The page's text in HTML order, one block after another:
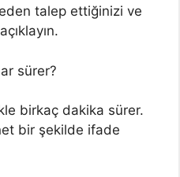
talep ettiğinizi ve
sürer?
birkaç dakika sürer.
bir şekilde ifade